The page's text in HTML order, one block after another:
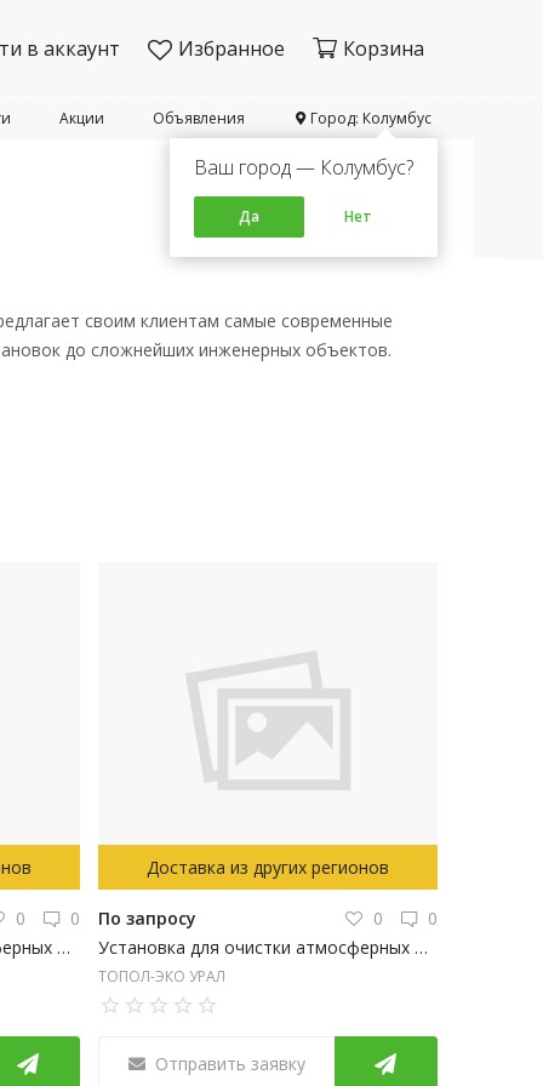
в аккаунт Избранное Корзина
Город: Колумбус
Ваш город — Колумбус?
Да Нет
Объявления
Акции
своим клиентам самые современные
до сложнейших инженерных объектов.
0
0
Установка для очистки атмосферных и поверхностных сточных вод открытого типа ТОПРЕЙН 3
Доставка из других регионов
По запросу 0
0
Установка для очистки атмосферных и поверхностных сточных вод открытого типа ТОПРЕЙН 2
ТОПОЛ-ЭКО УРАЛ
Отправить заявку